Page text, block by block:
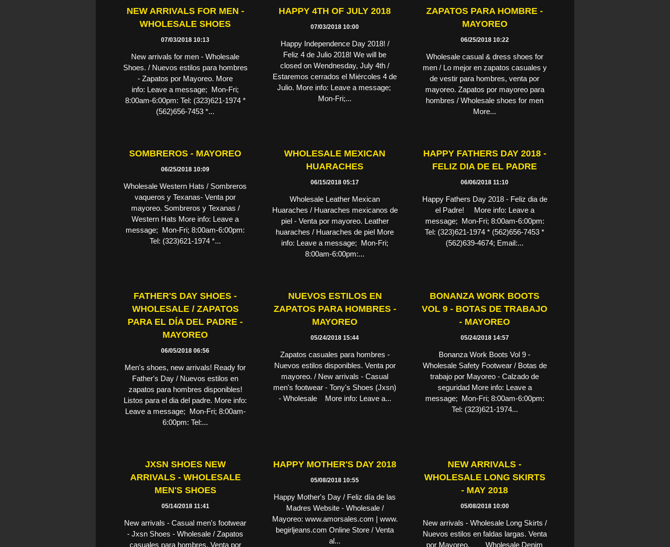
NEW ARRIVALS FOR MEN -
WHOLESALE SHOES
07/03/2018 10:13
New arrivals for men - Wholesale
Shoes. / Nuevos estilos para hombres
- Zapatos por Mayoreo. More
info: Leave a message; Mon-Fri;
8:00am-6:00pm: Tel: (323)621-1974 *
(562)656-7453 *...
HAPPY 4TH OF JULY 2018
07/03/2018 10:00
Happy Independence Day 2018! /
Feliz 4 de Julio 2018! We will be
closed on Wendnesday, July 4th /
Estaremos cerrados el Miércoles 4 de
Julio. More info: Leave a message;
Mon-Fri;...
ZAPATOS PARA HOMBRE -
MAYOREO
06/25/2018 10:22
Wholesale casual & dress shoes for
men / Lo mejor en zapatos casuales y
de vestir para hombres, venta por
mayoreo. Zapatos por mayoreo para
hombres / Wholesale shoes for men
More...
SOMBREROS - MAYOREO
06/25/2018 10:09
Wholesale Western Hats / Sombreros
vaqueros y Texanas- Venta por
mayoreo. Sombreros y Texanas /
Western Hats More info: Leave a
message; Mon-Fri; 8:00am-6:00pm:
Tel: (323)621-1974 *...
WHOLESALE MEXICAN
HUARACHES
06/15/2018 05:17
Wholesale Leather Mexican
Huaraches / Huaraches mexicanos de
piel - Venta por mayoreo. Leather
huaraches / Huaraches de piel More
info: Leave a message; Mon-Fri;
8:00am-6:00pm:...
HAPPY FATHERS DAY 2018 -
FELIZ DIA DE EL PADRE
06/06/2018 11:10
Happy Fathers Day 2018 - Feliz dia de
el Padre! More info: Leave a
message; Mon-Fri; 8:00am-6:00pm:
Tel: (323)621-1974 * (562)656-7453 *
(562)639-4674; Email:...
FATHER'S DAY SHOES -
WHOLESALE / ZAPATOS
PARA EL DÍA DEL PADRE -
MAYOREO
06/05/2018 06:56
Men's shoes, new arrivals! Ready for
Father's Day / Nuevos estilos en
zapatos para hombres disponibles!
Listos para el dia del padre. More info:
Leave a message; Mon-Fri; 8:00am-
6:00pm: Tel:...
NUEVOS ESTILOS EN
ZAPATOS PARA HOMBRES -
MAYOREO
05/24/2018 15:44
Zapatos casuales para hombres -
Nuevos estilos disponibles. Venta por
mayoreo. / New arrivals - Casual
men's footwear - Tony's Shoes (Jxsn)
- Wholesale More info: Leave a...
BONANZA WORK BOOTS
VOL 9 - BOTAS DE TRABAJO
- MAYOREO
05/24/2018 14:57
Bonanza Work Boots Vol 9 -
Wholesale Safety Footwear / Botas de
trabajo por Mayoreo - Calzado de
seguridad More info: Leave a
message; Mon-Fri; 8:00am-6:00pm:
Tel: (323)621-1974...
JXSN SHOES NEW
ARRIVALS - WHOLESALE
MEN'S SHOES
05/14/2018 11:41
New arrivals - Casual men's footwear
- Jxsn Shoes - Wholesale / Zapatos
casuales para hombres. Venta por
HAPPY MOTHER'S DAY 2018
05/08/2018 10:55
Happy Mother's Day / Feliz día de las
Madres Website - Wholesale /
Mayoreo: www.amorsales.com | www.
begirljeans.com Online Store / Venta
al...
NEW ARRIVALS -
WHOLESALE LONG SKIRTS
- MAY 2018
05/08/2018 10:00
New arrivals - Wholesale Long Skirts /
Nuevos estilos en faldas largas. Venta
por Mayoreo. Wholesale Denim